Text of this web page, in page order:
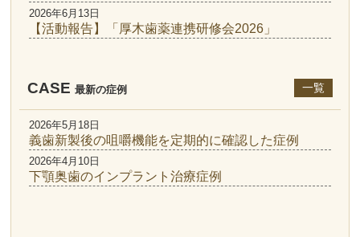
2026年6月13日
【活動報告】「厚木歯薬連携研修会2026」
CASE 最新の症例 一覧
2026年5月18日
義歯新製後の咀嚼機能を定期的に確認した症例
2026年4月10日
下顎奥歯のインプラント治療症例